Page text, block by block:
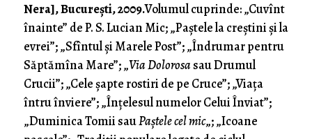
Nera], Bucureşti, 2009.Volumul cuprinde: „Cuvînt
înainte” de P. S. Lucian Mic; „Paştele la creştini şi la
evrei”; „Sfîntul şi Marele Post”; „Îndrumar pentru
Săptămîna Mare”; „Via Dolorosasau Drumul
Crucii”; „Cele şapte rostiri de pe Cruce”; „Viaţa
întru înviere”; „Înţelesul numelor Celui Înviat”;
„Duminica Tomii sauPaştele cel mic„; „Icoane